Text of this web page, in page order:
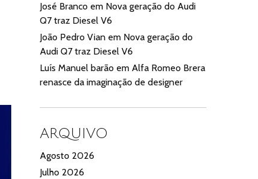
José Branco em Nova geração do Audi
Q7 traz Diesel V6
João Pedro Vian em Nova geração do
Audi Q7 traz Diesel V6
Luís Manuel barão emAlfa Romeo Brera
renasce da imaginação de designer
ARQUIVO
Agosto 2026
Julho 2026